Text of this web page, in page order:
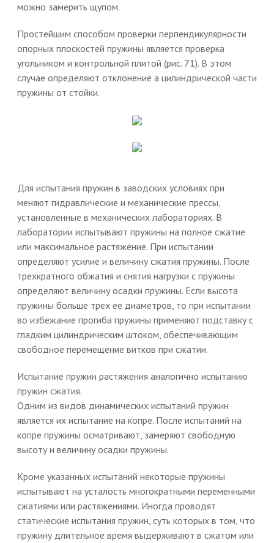
можно замерить щупом.
Простейшим способом проверки перпендикулярности
опорных плоскостей пружины является проверка
угольником и контрольной плитой (рис. 71). В этом
случае определяют отклонение а цилиндрической части
пружины от стойки.
Для испытания пружин в заводских условиях при
меняют гидравлические и механические прессы,
установленные в механических лабораториях. В
лаборатории испытывают пружины на полное сжатие
или максимальное растяжение. При испытании
определяют усилие и величину сжатия пружины. После
трехкратного обжатия и снятия нагрузки с пружины
определяют величину осадки пружины. Если высота
пружины больше трех ее диаметров, то при испытании
во избежание прогиба пружины применяют подставку с
гладким цилиндрическим штоком, обеспечивающим
свободное перемещение витков при сжатии.
Испытание пружин растяжения аналогично испытанию
пружин сжатия.
Одним из видов динамических испытаний пружин
является их испытание на копре. После испытаний на
копре пружины осматривают, замеряют свободную
высоту и величину осадки пружины.
Кроме указанных испытаний некоторые пружины
испытывают на усталость многократными переменными
сжатиями или растяжениями. Иногда проводят
статические испытания пружин, суть которых в том, что
пружину длительное время выдерживают в сжатом или